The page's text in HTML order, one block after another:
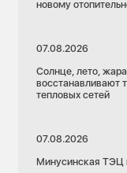
новому
07.08.2026
Солнце, лето,
восстанавливают
тепловых сетей
07.08.2026
Минусинская ТЭЦ